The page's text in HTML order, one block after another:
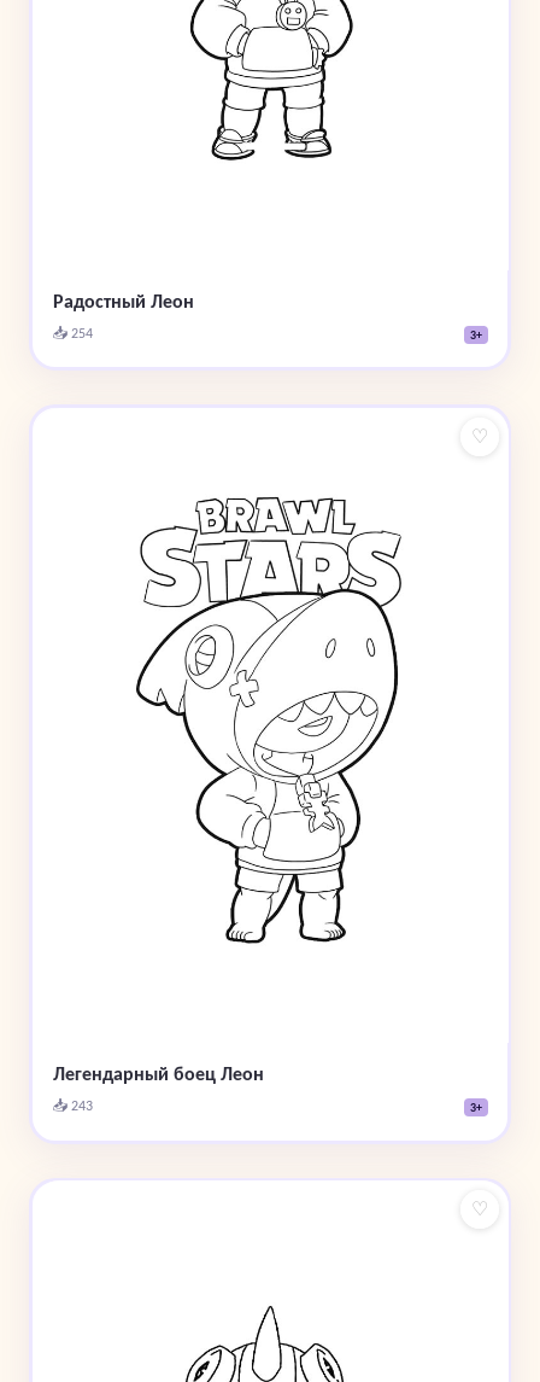
Радостный Леон
📥 254 3+
♡
Легендарный боец Леон
📥 243 3+
♡